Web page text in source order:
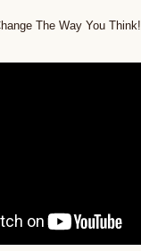
The Way You Think!